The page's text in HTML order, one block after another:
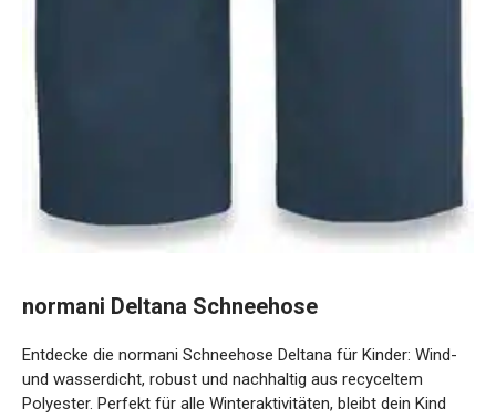
Entdecke die normani Schneehose Deltana für Kinder: Wind-
Polyester. Perfekt für alle Winteraktivitäten, bleibt dein Kind
trocken und warm. Anpassbar für Wachstum – ideal für
viele Saisons!